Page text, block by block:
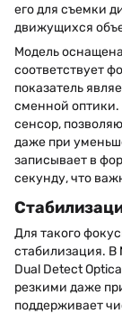
его для съемки
движущихся
Модель
соответствует
показатель
сменной оптики.
сенсор,
даже при
записывает в
секунду, что
Для такого
стабилизация. В
Dual Detect
резкими даже
поддерживает